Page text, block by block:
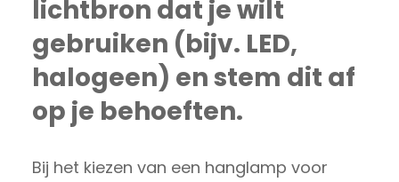
lichtbron dat je wilt
gebruiken (bijv. LED,
halogeen) en stem dit af
op je behoeften.
Bij het kiezen van een hanglamp voor